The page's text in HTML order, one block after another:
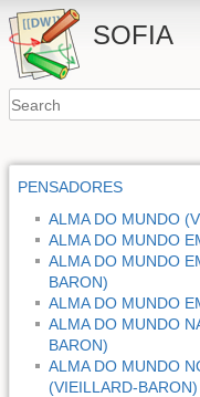
SOFIA
PENSADORES
ALMA DO MUNDO
ALMA DO MUNDO
ALMA DO MUNDO
BARON)
ALMA DO MUNDO
ALMA DO MUNDO
BARON)
ALMA DO MUNDO
(VIEILLARD-BARON)